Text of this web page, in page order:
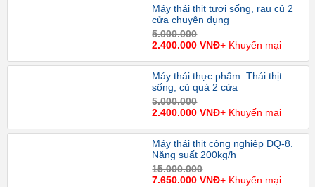
Máy thái thịt tươi sống, rau củ 2
cửa chuyên dụng
5.000.000
2.400.000 VNĐ+ Khuyến mại
Máy thái thực phẩm. Thái thịt
sống, củ quả 2 cửa
5.000.000
2.400.000 VNĐ+ Khuyến mại
Máy thái thịt công nghiệp DQ-8.
Năng suất 200kg/h
15.000.000
7.650.000 VNĐ+ Khuyến mại